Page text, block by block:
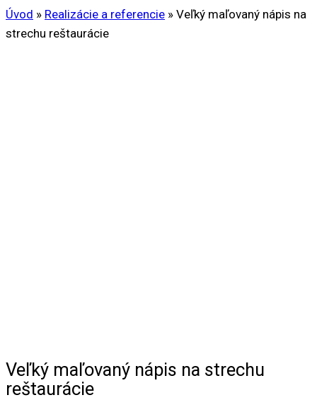
Úvod » Realizácie a referencie » Veľký maľovaný nápis na
strechu reštaurácie
Veľký maľovaný nápis na strechu
reštaurácie